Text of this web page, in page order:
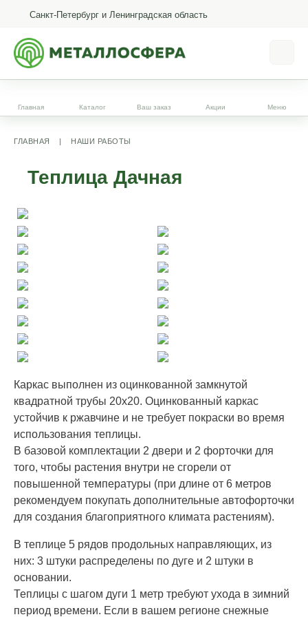
Санкт-Петербург и Ленинградская область
Главная Каталог Ваш заказ Акции Меню
ГЛАВНАЯ | НАШИ РАБОТЫ
Теплица Дачная
Каркас выполнен из оцинкованной замкнутой
квадратной трубы 20х20. Оцинкованный каркас
устойчив к ржавчине и не требует покраски во время
использования теплицы.
В базовой комплектации 2 двери и 2 форточки для
того, чтобы растения внутри не сгорели от
повышенной температуры (при длине от 6 метров
рекомендуем покупать дополнительные автофорточки
для создания благоприятного климата растениям).
В теплице 5 рядов продольных направляющих, из
них: 3 штуки распределены по дуге и 2 штуки в
основании.
Теплицы с шагом дуги 1 метр требуют ухода в зимний
период времени. Если в вашем регионе снежные